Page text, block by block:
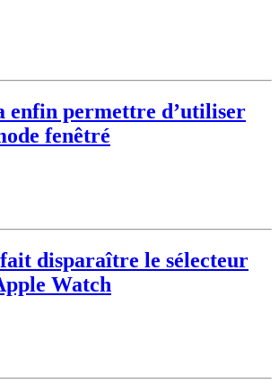
enfin permettre d’utiliser
fenêtré
disparaître le sélecteur
Watch